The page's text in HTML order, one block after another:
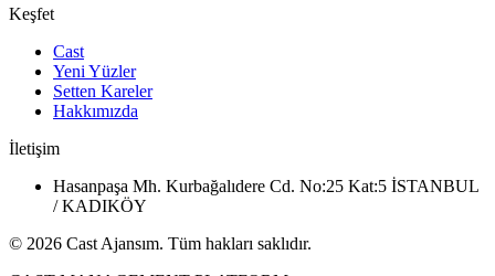
Keşfet
Cast
Yeni Yüzler
Setten Kareler
Hakkımızda
İletişim
Hasanpaşa Mh. Kurbağalıdere Cd. No:25 Kat:5 İSTANBUL
/ KADIKÖY
© 2026 Cast Ajansım. Tüm hakları saklıdır.